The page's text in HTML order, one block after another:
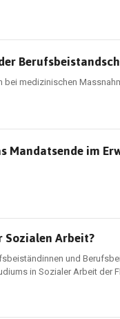
medizinischen
im
Arbeit?
und
in Sozialer Arbeit der